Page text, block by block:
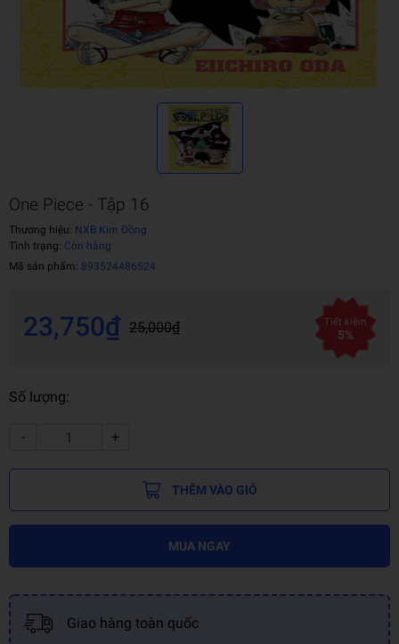
One Piece - Tập 16
Thương hiệu: NXB Kim Đồng
Tình trạng: Còn hàng
Mã sản phẩm: 893524486524
23,750₫ 25,000₫ Tiết kiệm
5%
Số lượng:
- +
THÊM VÀO GIỎ
MUA NGAY
Giao hàng toàn quốc